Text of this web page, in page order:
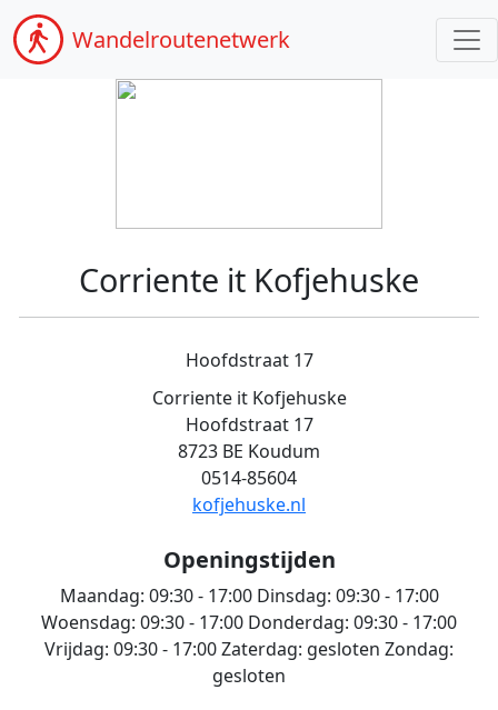
Wandelroutenetwerk
Corriente it Kofjehuske
Hoofdstraat 17
Corriente it Kofjehuske
Hoofdstraat 17
8723 BE Koudum
0514-85604
kofjehuske.nl
Openingstijden
Maandag: 09:30 - 17:00Dinsdag: 09:30 - 17:00
Woensdag: 09:30 - 17:00 Donderdag: 09:30 - 17:00
Vrijdag: 09:30 - 17:00Zaterdag: gesloten Zondag:
gesloten